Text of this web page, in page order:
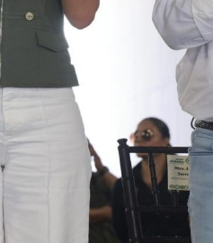
hoy motiva su detención.
firma: Ruth González